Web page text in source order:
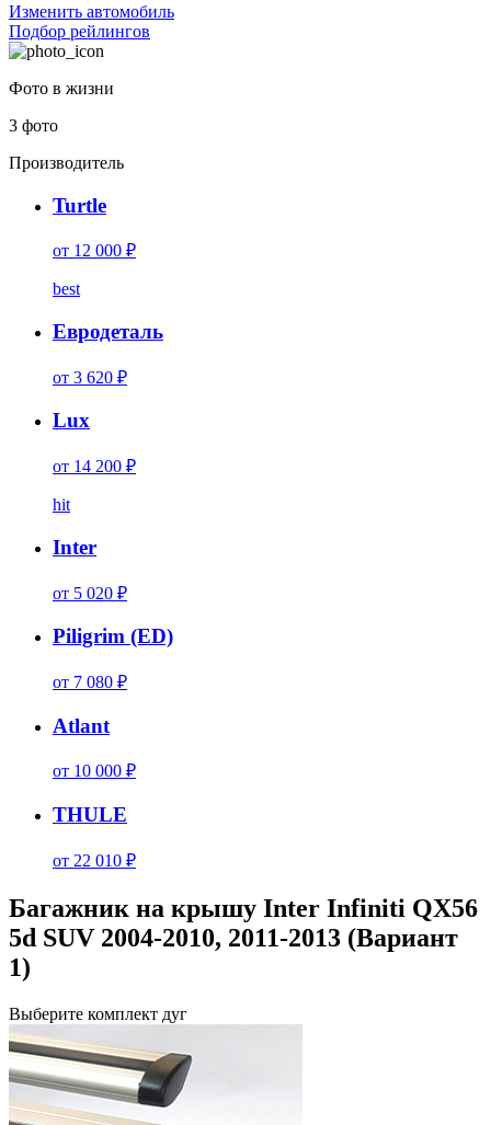
Изменить автомобиль
Подбор рейлингов
Фото в жизни
3 фото
Производитель
Turtle
от 12 000 ₽
best
Евродеталь
от 3 620 ₽
Lux
от 14 200 ₽
hit
Inter
от 5 020 ₽
Piligrim (ED)
от 7 080 ₽
Atlant
от 10 000 ₽
THULE
от 22 010 ₽
Багажник на крышу Inter Infiniti QX56
5d SUV 2004-2010, 2011-2013 (Вариант
1)
Выберите комплект дуг